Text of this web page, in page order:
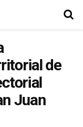
de
Juan